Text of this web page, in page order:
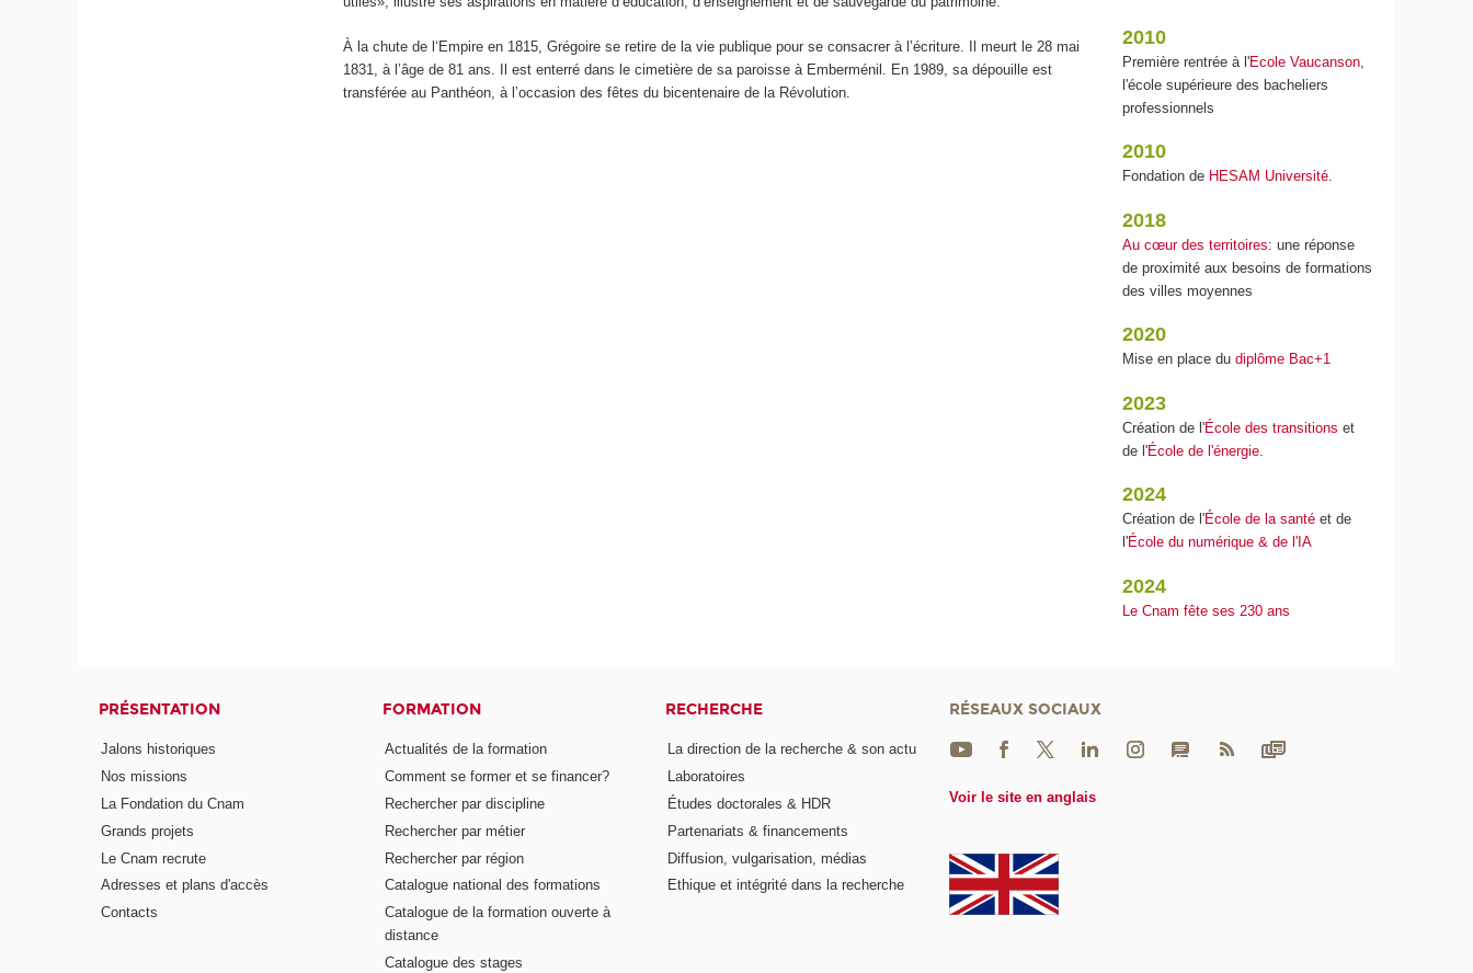
À la chute de l‘Empire en 1815, Grégoire se retire de la vie publique pour se consacrer à l’écriture. Il meurt le 28 mai
1831, à l’âge de 81 ans. Il est enterré dans le cimetière de sa paroisse à Emberménil. En 1989, sa dépouille est
transférée au Panthéon, à l’occasion des fêtes du bicentenaire de la Révolution.
2010
Première rentrée à l'Ecole Vaucanson
l'école supérieure des bacheliers
professionnels
2010
Fondation de HESAM Université.
2018
Au cœur des territoires: une réponse
de proximité aux besoins de formations
des villes moyennes
2020
Mise en place dudiplôme Bac+1
2023
Création de l'École des transitions et
de l'École de l'énergie
2024
Création de l'École de la santé et de
l'École du numérique & de l'IA
2024
Le Cnam fête ses 230 ans
PRÉSENTATION
Jalons historiques
Nos missions
La Fondation du Cnam
Grands projets
Le Cnam recrute
Adresses et plans d'accès
Contacts
FORMATION
Actualités de la formation
Comment se former et se financer?
Rechercher par discipline
Rechercher par métier
Rechercher par région
Catalogue national des formations
Catalogue de la formation ouverte à
distance
Catalogue des stages
RECHERCHE
La direction de la recherche & son actu
Laboratoires
Études doctorales & HDR
Partenariats & financements
Diffusion, vulgarisation, médias
Ethique et intégrité dans la recherche
RÉSEAUX SOCIAUX
Voir le site en anglais